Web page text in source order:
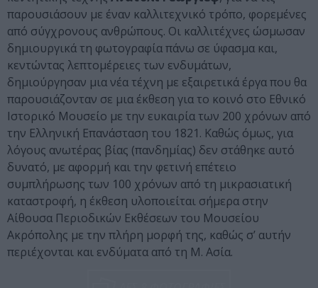
παρουσιάσουν με έναν καλλιτεχνικό τρόπο, φορεμένες
από σύγχρονους ανθρώπους. Οι καλλιτέχνες ώσμωσαν
δημιουργικά τη φωτογραφία πάνω σε ύφασμα και,
κεντώντας λεπτομέρειες των ενδυμάτων,
δημιούργησαν μια νέα τέχνη με εξαιρετικά έργα που θα
παρουσιάζονταν σε μια έκθεση για το κοινό στο Εθνικό
Ιστορικό Μουσείο με την ευκαιρία των 200 χρόνων από
την Ελληνική Επανάσταση του 1821. Καθώς όμως, για
λόγους ανωτέρας βίας (πανδημίας) δεν στάθηκε αυτό
δυνατό, με αφορμή και την φετινή επέτειο
συμπλήρωσης των 100 χρόνων από τη μικρασιατική
καταστροφή, η έκθεση υλοποιείται σήμερα στην
Αίθουσα Περιοδικών Εκθέσεων του Μουσείου
Ακρόπολης με την πλήρη μορφή της, καθώς σ’ αυτήν
περιέχονται και ενδύματα από τη Μ. Ασία.